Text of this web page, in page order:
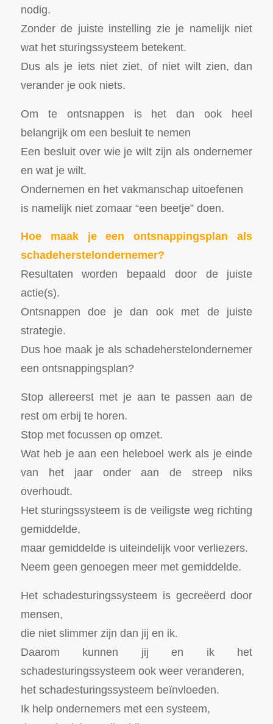
nodig.
Zonder de juiste instelling zie je namelijk niet
wat het sturingssysteem betekent.
Dus als je iets niet ziet, of niet wilt zien, dan
verander je ook niets.
Om te ontsnappen is het dan ook heel
belangrijk om een besluit te nemen
Een besluit over wie je wilt zijn als ondernemer
en wat je wilt.
Ondernemen en het vakmanschap uitoefenen
is namelijk niet zomaar “een beetje” doen.
Hoe maak je een ontsnappingsplan als
schadeherstelondernemer?
Resultaten worden bepaald door de juiste
actie(s).
Ontsnappen doe je dan ook met de juiste
strategie.
Dus hoe maak je als schadeherstelondernemer
een ontsnappingsplan?
Stop allereerst met je aan te passen aan de
rest om erbij te horen.
Stop met focussen op omzet.
Wat heb je aan een heleboel werk als je einde
van het jaar onder aan de streep niks
overhoudt.
Het sturingssysteem is de veiligste weg richting
gemiddelde,
maar gemiddelde is uiteindelijk voor verliezers.
Neem geen genoegen meer met gemiddelde.
Het schadesturingssysteem is gecreëerd door
mensen,
die niet slimmer zijn dan jij en ik.
Daarom kunnen jij en ik het
schadesturingssysteem ook weer veranderen,
het schadesturingssysteem beïnvloeden.
Ik help ondernemers met een systeem,